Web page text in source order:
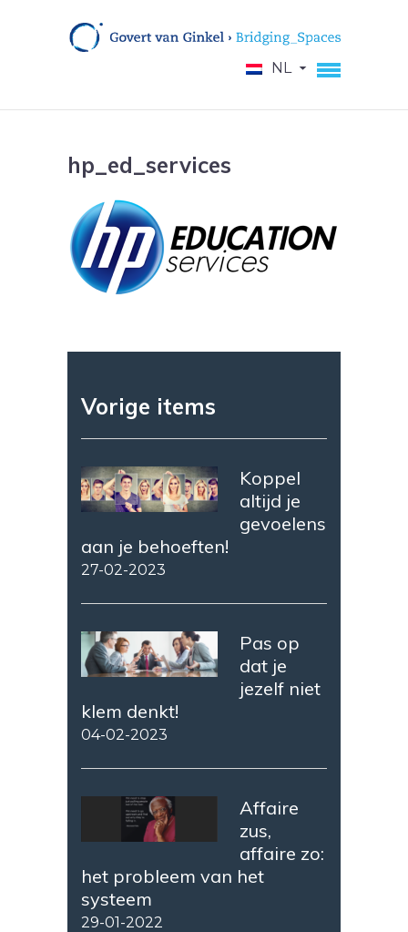
NL
hp_ed_services
Vorige items
Koppel
altijd je
gevoelens
aan je behoeften!
27-02-2023
Pas op
dat je
jezelf niet
klem denkt!
04-02-2023
Affaire
zus,
affaire zo:
het probleem van het
systeem
29-01-2022